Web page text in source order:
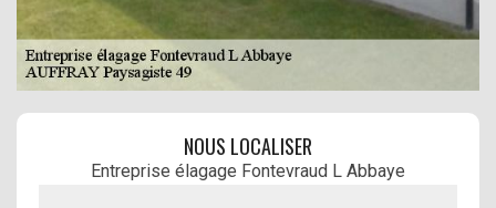
NOUS LOCALISER
Entreprise élagage Fontevraud L Abbaye